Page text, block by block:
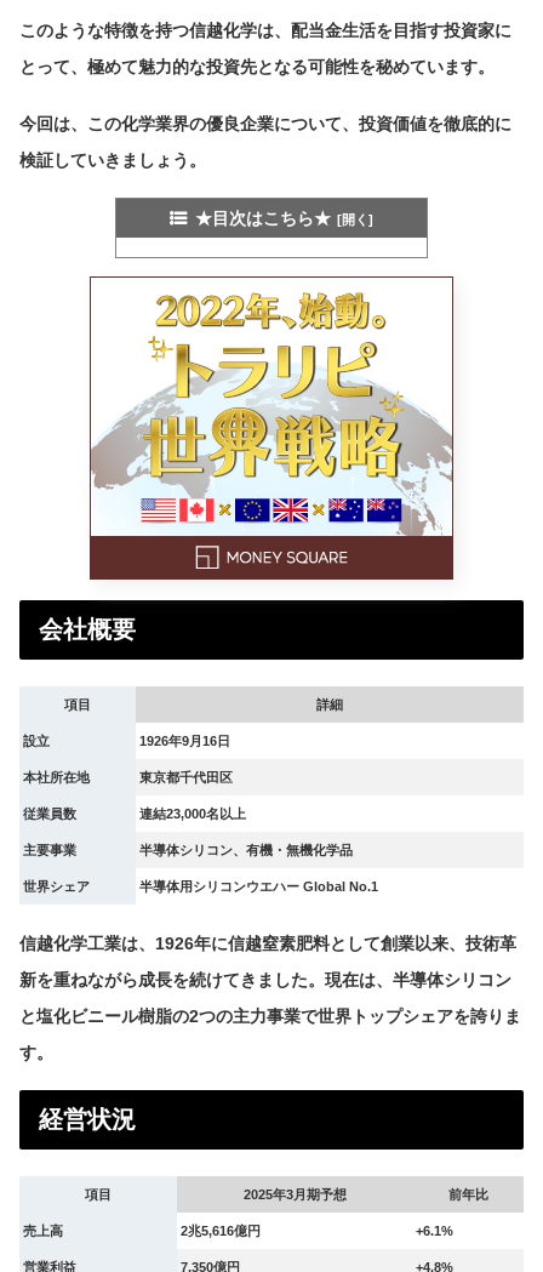
このような特徴を持つ信越化学は、配当金生活を目指す投資家に
とって、極めて魅力的な投資先となる可能性を秘めています。
今回は、この化学業界の優良企業について、投資価値を徹底的に
検証していきましょう。
★目次はこちら★
会社概要
項目 詳細
設立 1926年9月16日
本社所在地 東京都千代田区
従業員数 連結23,000名以上
主要事業 半導体シリコン、有機・無機化学品
世界シェア 半導体用シリコンウエハー Global No.1
信越化学工業は、1926年に信越窒素肥料として創業以来、技術革
新を重ねながら成長を続けてきました。現在は、半導体シリコン
と塩化ビニール樹脂の2つの主力事業で世界トップシェアを誇りま
す。
経営状況
項目 2025年3月期予想 前年比
売上高 2兆5,616億円 +6.1%
営業利益 7,350億円 +4.8%